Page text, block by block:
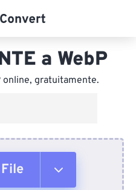
a WebP
online, gratuitamente.